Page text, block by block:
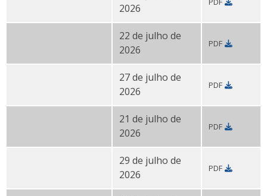
124-126 S. 7th St. requerimento de licença de
2026
requerimento de licença de construção da
22 de julho de
2026
PDF
1018 Winter St. comentário público em PDF
27 de julho de
2026
PDF
requerimento de licença de construção da
21 de julho de
2026
PDF
requerimento de licença de construção da
29 de julho de
2026
PDF